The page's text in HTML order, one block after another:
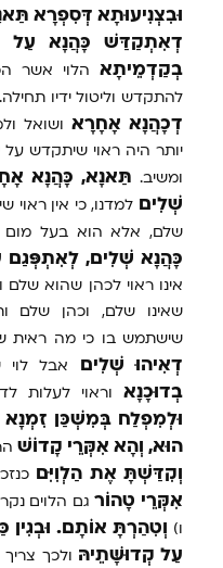
וּבִצְנִיעוּתָא דְּסִפְרָא
דְאִתְקַדַּשׁ כָּהֲנָא עַל
בְקַדְמֵיתָא הלוי אשר
להתקדש וליטול ידיו תחילה.
דְכָהֲנָא אָחָרָא ושואל
יותר היה ראוי שיתקדש על
ומשיב. תַּאנָא, כָּהֲנָא
שְׁלִים למדנו, כי אין ראוי
שלם, אלא הוא בעל מום
כָּהֲנָא שְׁלִים, לְאִתְפְּגַם
אינו ראוי לכהן שהוא שלם
שאינו שלם, וכהן שלם
שישתמש בו כי מה ראית
דְאִיהוּ שְׁלִים אבל
בְדוּכָנָא וראוי לעלות
וּלְמִפְלַח בְּמִשְׁכַּן זִמְנָא
הוּא, וְהָא אִקְּרֵי קָדוֹשׁ
וְקִדַּשְׁתָּ אֶת הַלְוִיִּם
אִקְּרֵי טָהוֹרגם הלוים
ו) וְטִהַרְתָּ אוֹתָם. וּבְגִין
עַל קְדוּשָּׁתֵיהּ ולכך